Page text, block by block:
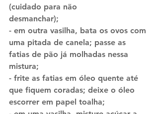
(cuidado para não
desmanchar);
- em outra vasilha, bata os ovos com
uma pitada de canela; passe as
fatias de pão já molhadas nessa
mistura;
- frite as fatias em óleo quente até
que fiquem coradas; deixe o óleo
escorrer em papel toalha;